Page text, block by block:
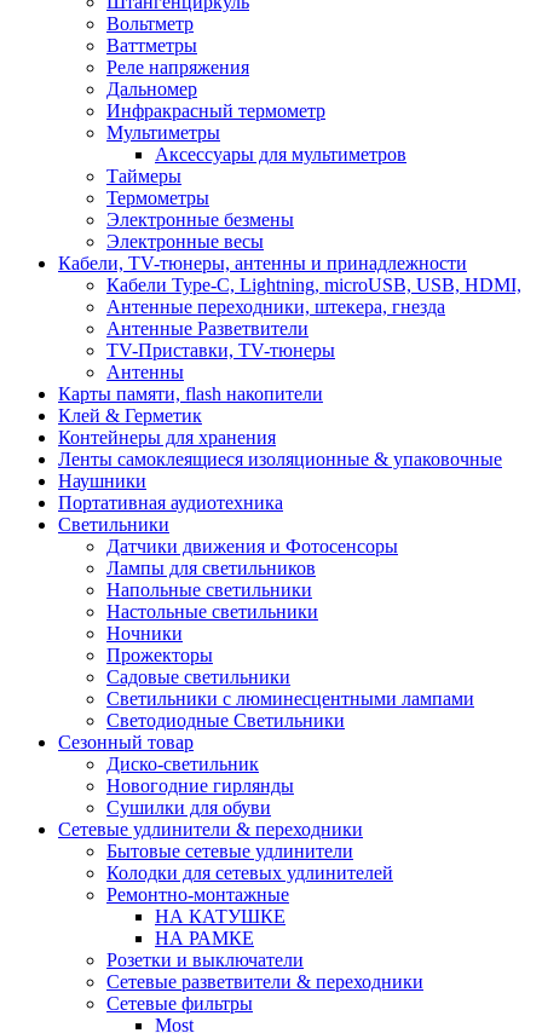
Вольтметр
Ваттметры
Реле напряжения
Дальномер
Инфракрасный термометр
Мультиметры
Аксессуары для мультиметров
Таймеры
Термометры
Электронные безмены
Электронные весы
Кабели, TV-тюнеры, антенны и принадлежности
Кабели Type-C, Lightning, microUSB, USB, HDMI,
Антенные переходники, штекера, гнезда
Антенные Разветвители
TV-Приставки, TV-тюнеры
Антенны
Карты памяти, flash накопители
Клей & Герметик
Контейнеры для хранения
Ленты самоклеящиеся изоляционные & упаковочные
Наушники
Портативная аудиотехника
Светильники
Датчики движения и Фотосенсоры
Лампы для светильников
Напольные светильники
Настольные светильники
Ночники
Прожекторы
Садовые светильники
Светильники с люминесцентными лампами
Светодиодные Светильники
Сезонный товар
Диско-светильник
Новогодние гирлянды
Сушилки для обуви
Сетевые удлинители & переходники
Бытовые сетевые удлинители
Колодки для сетевых удлинителей
Ремонтно-монтажные
НА КАТУШКЕ
НА РАМКЕ
Розетки и выключатели
Сетевые разветвители & переходники
Сетевые фильтры
Most